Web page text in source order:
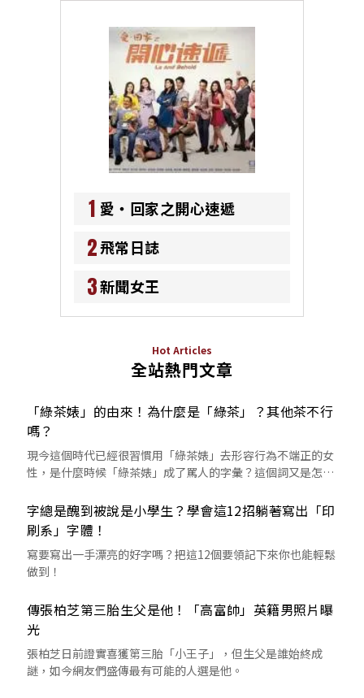
1 愛‧回家之開心速遞
2飛常日誌
3新聞女王
Hot Articles
全站熱門文章
「綠茶婊」的由來！為什麼是「綠茶」？其他茶不行
嗎？
現今這個時代已經很習慣用「綠茶婊」去形容行為不端正的女
性，是什麼時候「綠茶婊」成了罵人的字彙？這個詞又是怎麼
字總是醜到被說是小學生？學會這12招躺著寫出「印
刷系」字體！
寫要寫出一手漂亮的好字嗎？把這12個要領記下來你也能輕鬆
做到！
傳張柏芝第三胎生父是他！「高富帥」英籍男照片曝
光
張柏芝日前證實喜獲第三胎「小王子」，但生父是誰始終成
謎，如今網友們盛傳最有可能的人選是他。